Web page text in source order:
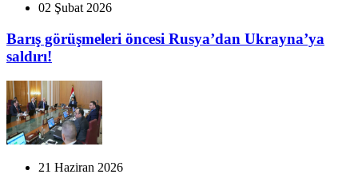
02 Şubat 2026
Barış görüşmeleri öncesi Rusya’dan Ukrayna’ya
saldırı!
21 Haziran 2026